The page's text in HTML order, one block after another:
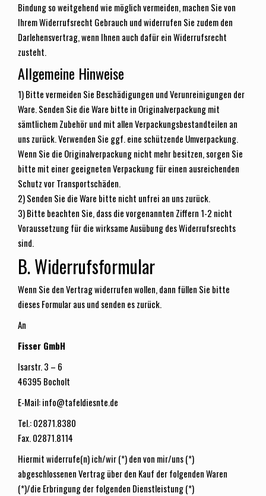
Bindung so weitgehend wie möglich vermeiden, machen Sie von
Ihrem Widerrufsrecht Gebrauch und widerrufen Sie zudem den
Darlehensvertrag, wenn Ihnen auch dafür ein Widerrufsrecht
zusteht.
Allgemeine Hinweise
1) Bitte vermeiden Sie Beschädigungen und Verunreinigungen der
Ware. Senden Sie die Ware bitte in Originalverpackung mit
sämtlichem Zubehör und mit allen Verpackungsbestandteilen an
uns zurück. Verwenden Sie ggf. eine schützende Umverpackung.
Wenn Sie die Originalverpackung nicht mehr besitzen, sorgen Sie
bitte mit einer geeigneten Verpackung für einen ausreichenden
Schutz vor Transportschäden.
2) Senden Sie die Ware bitte nicht unfrei an uns zurück.
3) Bitte beachten Sie, dass die vorgenannten Ziffern 1-2 nicht
Voraussetzung für die wirksame Ausübung des Widerrufsrechts
sind.
B. Widerrufsformular
Wenn Sie den Vertrag widerrufen wollen, dann füllen Sie bitte
dieses Formular aus und senden es zurück.
An
Fisser GmbH
Isarstr. 3 – 6
46395 Bocholt
E-Mail: info@tafeldiesnte.de
Tel.: 02871.8380
Fax. 02871.8114
Hiermit widerrufe(n) ich/wir (*) den von mir/uns (*)
abgeschlossenen Vertrag über den Kauf der folgenden Waren
(*)/die Erbringung der folgenden Dienstleistung (*)